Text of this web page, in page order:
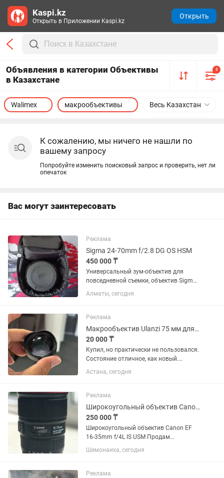
Объявления в категории Объективы
в Казахстане
2
Весь Казахстан
Walimex макрообъективы
К сожалению, мы ничего не нашли по
вашему запросу
Попробуйте изменить поисковый запрос и проверить, нет ли
опечаток
Вас могут заинтересовать
Реклама
Sigma 24-70mm f/2.8 DG OS HSM
450 000 ₸
Универсальный зум-объектив для
повседневной съемки, объектив Sigma
24-70mm f/2.8 DG OS HSM с креплением
Canon EF охватывает полезный
широкоугольного до портретного,...
Алматы, сегодня
Реклама
Макрообъектив Ulanzi 75 мм для смартфона
20 000 ₸
Купил, но практически не пользовался.
Состояние отличное, как новый.
Идеально подходит для макросъемки:
цветы, насекомые, украшения,
фокусировка на расстоянии...
Астана, сегодня
Реклама
Широкоугольный объектив Canon EF 16-35mm f/4L IS USM
250 000 ₸
Широкоугольный объектив Canon EF
16-35mm f/4L IS USM Продам
широкоугольный объектив Canon
серии L в отличном состоянии. Canon
использовался, с момента покупки 1
Шемонаиха, сегодня
Реклама
Kaspi.kz
Открыть в Приложении Kaspi.kz
Открыть